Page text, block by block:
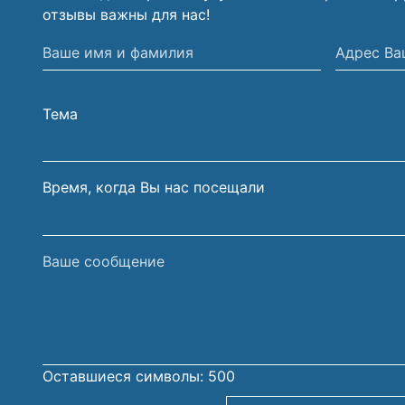
отзывы важны для нас!
Ваше
имя
фамилия
Адрес
Вашей
Тема
Время, когда Вы нас посещали
Ваше
Оставшиеся символы: 500